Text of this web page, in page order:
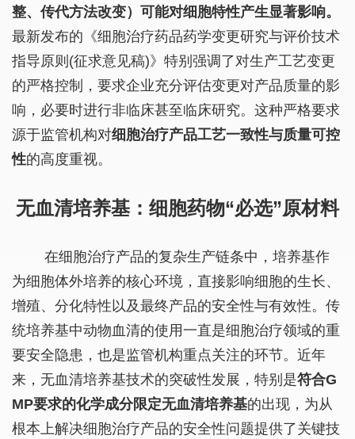
整、传代方法改变）可能对细胞特性产生显著影响。
最新发布的《细胞治疗药品药学变更研究与评价技术
指导原则(征求意见稿)》特别强调了对生产工艺变更
的严格控制，要求企业充分评估变更对产品质量的影
响，必要时进行非临床甚至临床研究。这种严格要求
源于监管机构对细胞治疗产品工艺一致性与质量可控
性的高度重视。
无血清培养基：细胞药物“必选”原材料
在细胞治疗产品的复杂生产链条中，培养基作
为细胞体外培养的核心环境，直接影响细胞的生长、
增殖、分化特性以及最终产品的安全性与有效性。传
统培养基中动物血清的使用一直是细胞治疗领域的重
要安全隐患，也是监管机构重点关注的环节。近年
来，无血清培养基技术的突破性发展，特别是符合G
MP要求的化学成分限定无血清培养基的出现，为从
根本上解决细胞治疗产品的安全性问题提供了关键技